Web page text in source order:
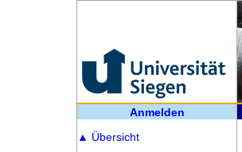
Anmelden
▲ Übersicht